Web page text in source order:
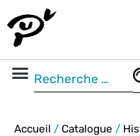
Accueil / Catalogue /